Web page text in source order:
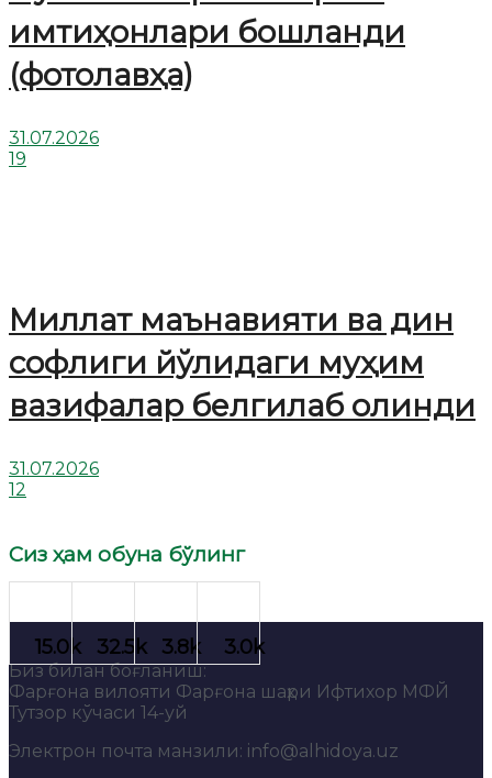
имтиҳонлари бошланди
(фотолавҳа)
31.07.2026
19
Миллат маънавияти ва дин
софлиги йўлидаги муҳим
вазифалар белгилаб олинди
31.07.2026
12
Сиз ҳам обуна бўлинг
Биз билан боғланиш:
Фарғона вилояти Фарғона шаҳри Ифтихор МФЙ
Тутзор кўчаси 14-уй
Электрон почта манзили: info@alhidoya.uz